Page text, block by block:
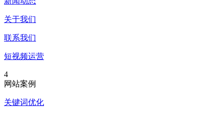
关于我们
联系我们
短视频运营
4
网站案例
关键词优化